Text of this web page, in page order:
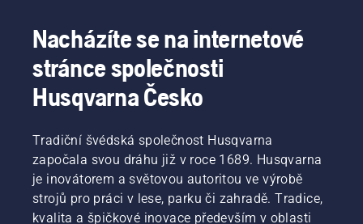
Nacházíte se na internetové
stránce společnosti
Husqvarna Česko
Tradiční švédská společnost Husqvarna
započala svou dráhu již v roce 1689. Husqvarna
je inovátorem a světovou autoritou ve výrobě
strojů pro práci v lese, parku či zahradě. Tradice,
kvalita a špičkové inovace především v oblasti